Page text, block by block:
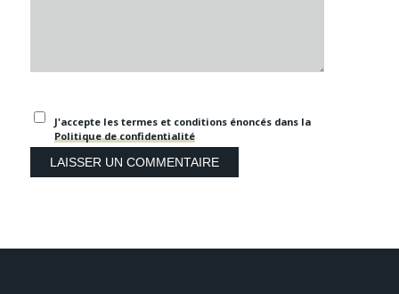
J'accepte les termes et conditions énoncés dans la
Politique de confidentialité